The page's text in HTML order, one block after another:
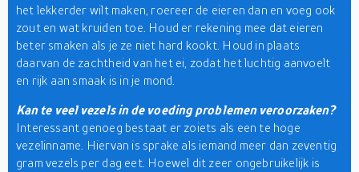
het lekkerder wilt maken, roereer de eieren dan en voeg ook
zout en wat kruiden toe. Houd er rekening mee dat eieren
beter smaken als je ze niet hard kookt. Houd in plaats
daarvan de zachtheid van het ei, zodat het luchtig aanvoelt
en rijk aan smaak is in je mond.
Kan te veel vezels in de voeding problemen veroorzaken?
Interessant genoeg bestaat er zoiets als een te hoge
vezelinname. Hiervan is sprake als iemand meer dan zeventig
gram vezels per dag eet. Hoewel dit zeer ongebruikelijk is